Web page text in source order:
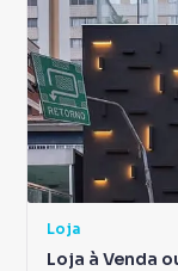
Loja
Loja à Venda